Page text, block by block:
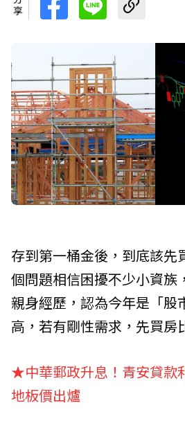
分享
存到第一桶金後，到底該先
個問題相信困擾不少小資族
親身經歷，認為今年是「股
高，若有剛性需求，先買房
★中華郵政升息！青安貸款
地板價出爐